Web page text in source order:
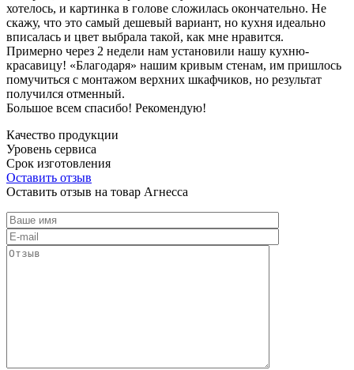
хотелось, и картинка в голове сложилась окончательно. Не
скажу, что это самый дешевый вариант, но кухня идеально
вписалась и цвет выбрала такой, как мне нравится.
Примерно через 2 недели нам установили нашу кухню-
красавицу! «Благодаря» нашим кривым стенам, им пришлось
помучиться с монтажом верхних шкафчиков, но результат
получился отменный.
Большое всем спасибо! Рекомендую!
Качество продукции
Уровень сервиса
Срок изготовления
Оставить отзыв
Оставить отзыв на товар Агнесса